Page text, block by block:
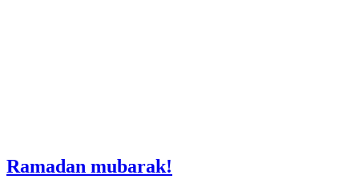
Ramadan mubarak!